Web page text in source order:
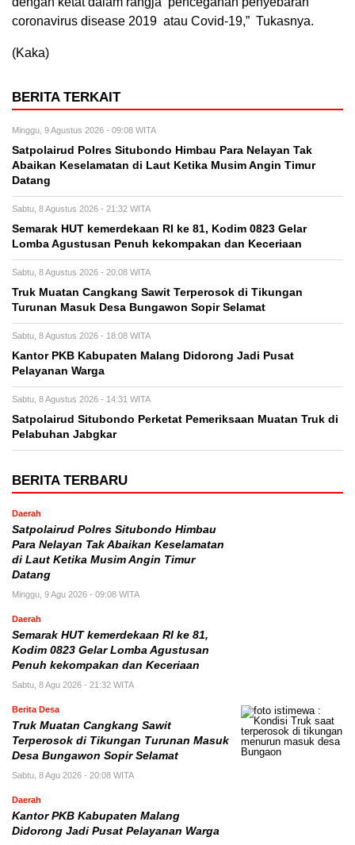
coronavirus disease 2019 atau Covid-19,” Tukasnya.
(Kaka)
BERITA TERKAIT
Minggu, 9 Agustus 2026 - 09:08 WITA
Satpolairud Polres Situbondo Himbau Para Nelayan Tak
Abaikan Keselamatan di Laut Ketika Musim Angin Timur
Datang
Sabtu, 8 Agustus 2026 - 21:32 WITA
Semarak HUT kemerdekaan RI ke 81, Kodim 0823 Gelar
Lomba Agustusan Penuh kekompakan dan Keceriaan
Sabtu, 8 Agustus 2026 - 20:08 WITA
Truk Muatan Cangkang Sawit Terperosok di Tikungan
Turunan Masuk Desa Bungawon Sopir Selamat
Sabtu, 8 Agustus 2026 - 18:08 WITA
Kantor PKB Kabupaten Malang Didorong Jadi Pusat
Pelayanan Warga
Sabtu, 8 Agustus 2026 - 14:31 WITA
Satpolairud Situbondo Perketat Pemeriksaan Muatan Truk di
Pelabuhan Jabgkar
BERITA TERBARU
Daerah
Satpolairud Polres Situbondo Himbau
Para Nelayan Tak Abaikan Keselamatan
di Laut Ketika Musim Angin Timur
Datang
Minggu, 9 Agu 2026 - 09:08 WITA
Daerah
Semarak HUT kemerdekaan RI ke 81,
Kodim 0823 Gelar Lomba Agustusan
Penuh kekompakan dan Keceriaan
Sabtu, 8 Agu 2026 - 21:32 WITA
Berita Desa
Truk Muatan Cangkang Sawit
Terperosok di Tikungan Turunan Masuk
Desa Bungawon Sopir Selamat
Sabtu, 8 Agu 2026 - 20:08 WITA
Daerah
Kantor PKB Kabupaten Malang
Didorong Jadi Pusat Pelayanan Warga